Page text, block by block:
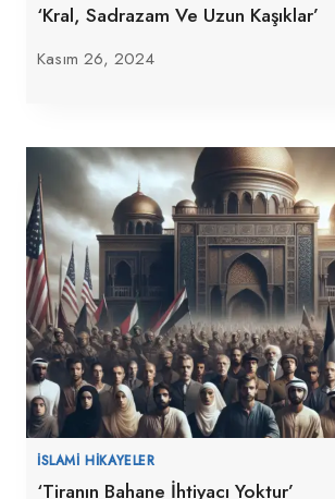
‘Kral, Sadrazam Ve Uzun Kaşıklar’
Kasım 26, 2024
İSLAMI HIKAYELER
‘Tiranın Bahane İhtiyacı Yoktur’